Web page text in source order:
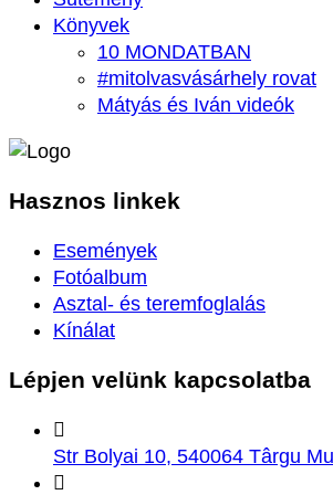
Könyvek
10 MONDATBAN
#mitolvasvásárhely rovat
Mátyás és Iván videók
Hasznos linkek
Események
Fotóalbum
Asztal- és teremfoglalás
Kínálat
Lépjen velünk kapcsolatba
Str Bolyai 10, 540064 Târgu